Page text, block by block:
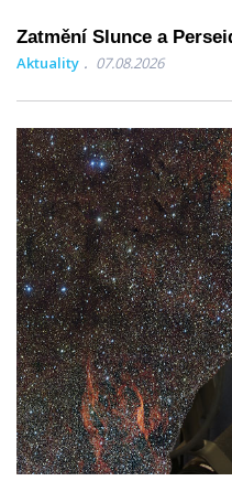
Zatmění Slunce a
Aktuality 07.08.2026